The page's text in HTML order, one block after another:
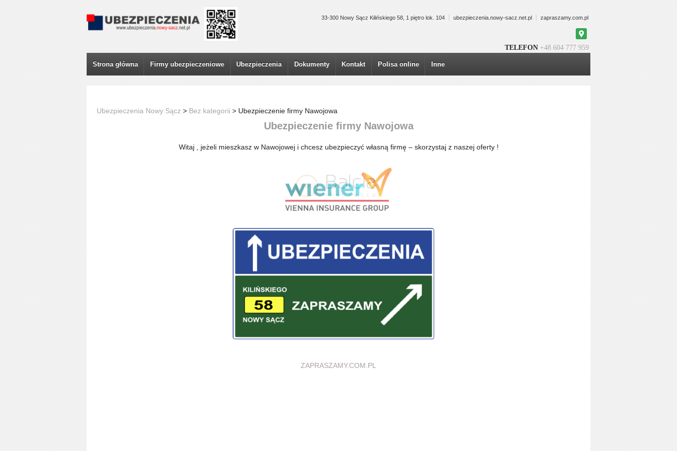
33-300 Nowy Sącz Kilińskiego 58, 1 piętro lok. 104 ubezpieczenia.nowy-sacz.net.pl zapraszamy.com.pl
Maps
TELEFON +48 604 777 959
Strona główna Firmy ubezpieczeniowe Ubezpieczenia Dokumenty Kontakt Polisa online Inne
Ubezpieczenia Nowy Sącz > Bez kategorii > Ubezpieczenie firmy Nawojowa
Ubezpieczenie firmy Nawojowa
Witaj , jeżeli mieszkasz w Nawojowej i chcesz ubezpieczyć własną firmę – skorzystaj z naszej oferty !
ZAPRASZAMY.COM.PL